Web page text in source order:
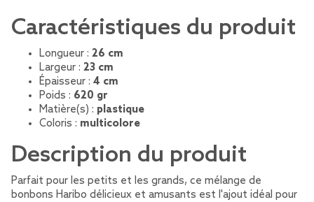
Caractéristiques du produit
Longueur : 26 cm
Largeur : 23 cm
Épaisseur : 4 cm
Poids : 620 gr
Matière(s) : plastique
Coloris : multicolore
Description du produit
Parfait pour les petits et les grands, ce mélange de
bonbons Haribo délicieux et amusants est l'ajout idéal pour